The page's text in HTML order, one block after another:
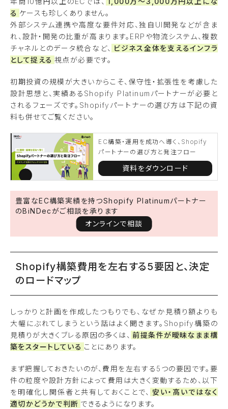
る ケースも珍しくありません。
外部システム連携や高度な要件対応、独自UI開発などが含ま
れ、設計・開発の比重が高まります。ERPや物流システム、複数
チャネルとのデータ統合など、 ビジネス全体を支えるインフラ
として捉える 視点が必要です。
初期投資の規模が大きいからこそ、保守性・拡張性を考慮した
設計思想と、実績あるShopify Platinumパートナーが必要と
されるフェーズです。Shopifyパートナーの選び方は下記の資
料も併せてご覧ください。
EC構築・運用を成功へ導く、Shopify
パートナーの選び方と発注フロー
資料をダウンロード
豊富なEC構築実績を持つShopify Platinumパートナー
のBiNDecがご相談を承ります
オンラインで相談
Shopify構築費用を左右する5要因と、決定
のロードマップ
しっかりと計画を作成したつもりでも、なぜか見積り額よりも
大幅にぶれてしまうという話はよく聞きます。Shopify構築の
見積りが大きくブレる原因の多くは、 前提条件が曖昧なまま構
築をスタートしている ことにあります。
まず把握しておきたいのが、費用を左右する5つの要因です。要
件の粒度や設計方針によって費用は大きく変動するため、以下
を明確化し関係者と共有しておくことで、 安い・高いではなく
適切かどうかで判断 できるようになります。